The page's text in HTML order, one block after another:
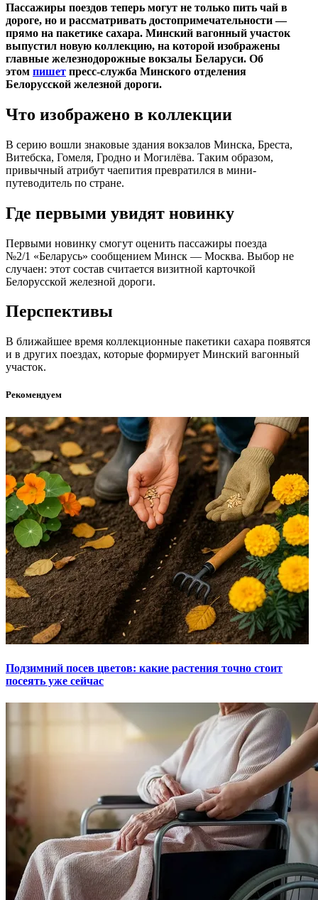
Пассажиры поездов теперь могут не только пить чай в
дороге, но и рассматривать достопримечательности —
прямо на пакетике сахара. Минский вагонный участок
выпустил новую коллекцию, на которой изображены
главные железнодорожные вокзалы Беларуси. Об
этом пишет пресс-служба Минского отделения
Белорусской железной дороги.
Что изображено в коллекции
В серию вошли знаковые здания вокзалов Минска, Бреста,
Витебска, Гомеля, Гродно и Могилёва. Таким образом,
привычный атрибут чаепития превратился в мини-
путеводитель по стране.
Где первыми увидят новинку
Первыми новинку смогут оценить пассажиры поезда
№2/1 «Беларусь» сообщением Минск — Москва. Выбор не
случаен: этот состав считается визитной карточкой
Белорусской железной дороги.
Перспективы
В ближайшее время коллекционные пакетики сахара появятся
и в других поездах, которые формирует Минский вагонный
участок.
Рекомендуем
Подзимний посев цветов: какие растения точно стоит
посеять уже сейчас